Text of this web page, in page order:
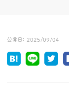
公開日： 2025/09/04